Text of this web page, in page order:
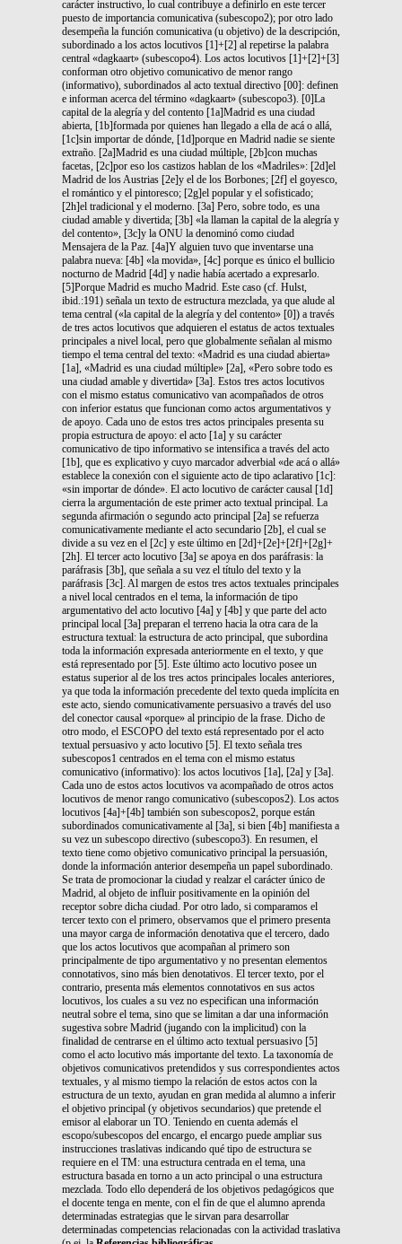
carácter instructivo, lo cual contribuye a definirlo en este tercer
puesto de importancia comunicativa (subescopo2); por otro lado
desempeña la función comunicativa (u objetivo) de la descripción,
subordinado a los actos locutivos [1]+[2] al repetirse la palabra
central «dagkaart» (subescopo4). Los actos locutivos [1]+[2]+[3]
conforman otro objetivo comunicativo de menor rango
(informativo), subordinados al acto textual directivo [00]: definen
e informan acerca del término «dagkaart» (subescopo3). [0]La
capital de la alegría y del contento [1a]Madrid es una ciudad
abierta, [1b]formada por quienes han llegado a ella de acá o allá,
[1c]sin importar de dónde, [1d]porque en Madrid nadie se siente
extraño. [2a]Madrid es una ciudad múltiple, [2b]con muchas
facetas, [2c]por eso los castizos hablan de los «Madriles»: [2d]el
Madrid de los Austrias [2e]y el de los Borbones; [2f] el goyesco,
el romántico y el pintoresco; [2g]el popular y el sofisticado;
[2h]el tradicional y el moderno. [3a] Pero, sobre todo, es una
ciudad amable y divertida; [3b] «la llaman la capital de la alegría y
del contento», [3c]y la ONU la denominó como ciudad
Mensajera de la Paz. [4a]Y alguien tuvo que inventarse una
palabra nueva: [4b] «la movida», [4c] porque es único el bullicio
nocturno de Madrid [4d] y nadie había acertado a expresarlo.
[5]Porque Madrid es mucho Madrid. Este caso (cf. Hulst,
ibid.:191) señala un texto de estructura mezclada, ya que alude al
tema central («la capital de la alegría y del contento» [0]) a través
de tres actos locutivos que adquieren el estatus de actos textuales
principales a nivel local, pero que globalmente señalan al mismo
tiempo el tema central del texto: «Madrid es una ciudad abierta»
[1a], «Madrid es una ciudad múltiple» [2a], «Pero sobre todo es
una ciudad amable y divertida» [3a]. Estos tres actos locutivos
con el mismo estatus comunicativo van acompañados de otros
con inferior estatus que funcionan como actos argumentativos y
de apoyo. Cada uno de estos tres actos principales presenta su
propia estructura de apoyo: el acto [1a] y su carácter
comunicativo de tipo informativo se intensifica a través del acto
[1b], que es explicativo y cuyo marcador adverbial «de acá o allá»
establece la conexión con el siguiente acto de tipo aclarativo [1c]:
«sin importar de dónde». El acto locutivo de carácter causal [1d]
cierra la argumentación de este primer acto textual principal. La
segunda afirmación o segundo acto principal [2a] se refuerza
comunicativamente mediante el acto secundario [2b], el cual se
divide a su vez en el [2c] y este último en [2d]+[2e]+[2f]+[2g]+
[2h]. El tercer acto locutivo [3a] se apoya en dos paráfrasis: la
paráfrasis [3b], que señala a su vez el título del texto y la
paráfrasis [3c]. Al margen de estos tres actos textuales principales
a nivel local centrados en el tema, la información de tipo
argumentativo del acto locutivo [4a] y [4b] y que parte del acto
principal local [3a] preparan el terreno hacia la otra cara de la
estructura textual: la estructura de acto principal, que subordina
toda la información expresada anteriormente en el texto, y que
está representado por [5]. Este último acto locutivo posee un
estatus superior al de los tres actos principales locales anteriores,
ya que toda la información precedente del texto queda implícita en
este acto, siendo comunicativamente persuasivo a través del uso
del conector causal «porque» al principio de la frase. Dicho de
otro modo, el ESCOPO del texto está representado por el acto
textual persuasivo y acto locutivo [5]. El texto señala tres
subescopos1 centrados en el tema con el mismo estatus
comunicativo (informativo): los actos locutivos [1a], [2a] y [3a].
Cada uno de estos actos locutivos va acompañado de otros actos
locutivos de menor rango comunicativo (subescopos2). Los actos
locutivos [4a]+[4b] también son subescopos2, porque están
subordinados comunicativamente al [3a], si bien [4b] manifiesta a
su vez un subescopo directivo (subescopo3). En resumen, el
texto tiene como objetivo comunicativo principal la persuasión,
donde la información anterior desempeña un papel subordinado.
Se trata de promocionar la ciudad y realzar el carácter único de
Madrid, al objeto de influir positivamente en la opinión del
receptor sobre dicha ciudad. Por otro lado, si comparamos el
tercer texto con el primero, observamos que el primero presenta
una mayor carga de información denotativa que el tercero, dado
que los actos locutivos que acompañan al primero son
principalmente de tipo argumentativo y no presentan elementos
connotativos, sino más bien denotativos. El tercer texto, por el
contrario, presenta más elementos connotativos en sus actos
locutivos, los cuales a su vez no especifican una información
neutral sobre el tema, sino que se limitan a dar una información
sugestiva sobre Madrid (jugando con la implicitud) con la
finalidad de centrarse en el último acto textual persuasivo [5]
como el acto locutivo más importante del texto. La taxonomía de
objetivos comunicativos pretendidos y sus correspondientes actos
textuales, y al mismo tiempo la relación de estos actos con la
estructura de un texto, ayudan en gran medida al alumno a inferir
el objetivo principal (y objetivos secundarios) que pretende el
emisor al elaborar un TO. Teniendo en cuenta además el
escopo/subescopos del encargo, el encargo puede ampliar sus
instrucciones traslativas indicando qué tipo de estructura se
requiere en el TM: una estructura centrada en el tema, una
estructura basada en torno a un acto principal o una estructura
mezclada. Todo ello dependerá de los objetivos pedagógicos que
el docente tenga en mente, con el fin de que el alumno aprenda
determinadas estrategias que le sirvan para desarrollar
determinadas competencias relacionadas con la actividad traslativa